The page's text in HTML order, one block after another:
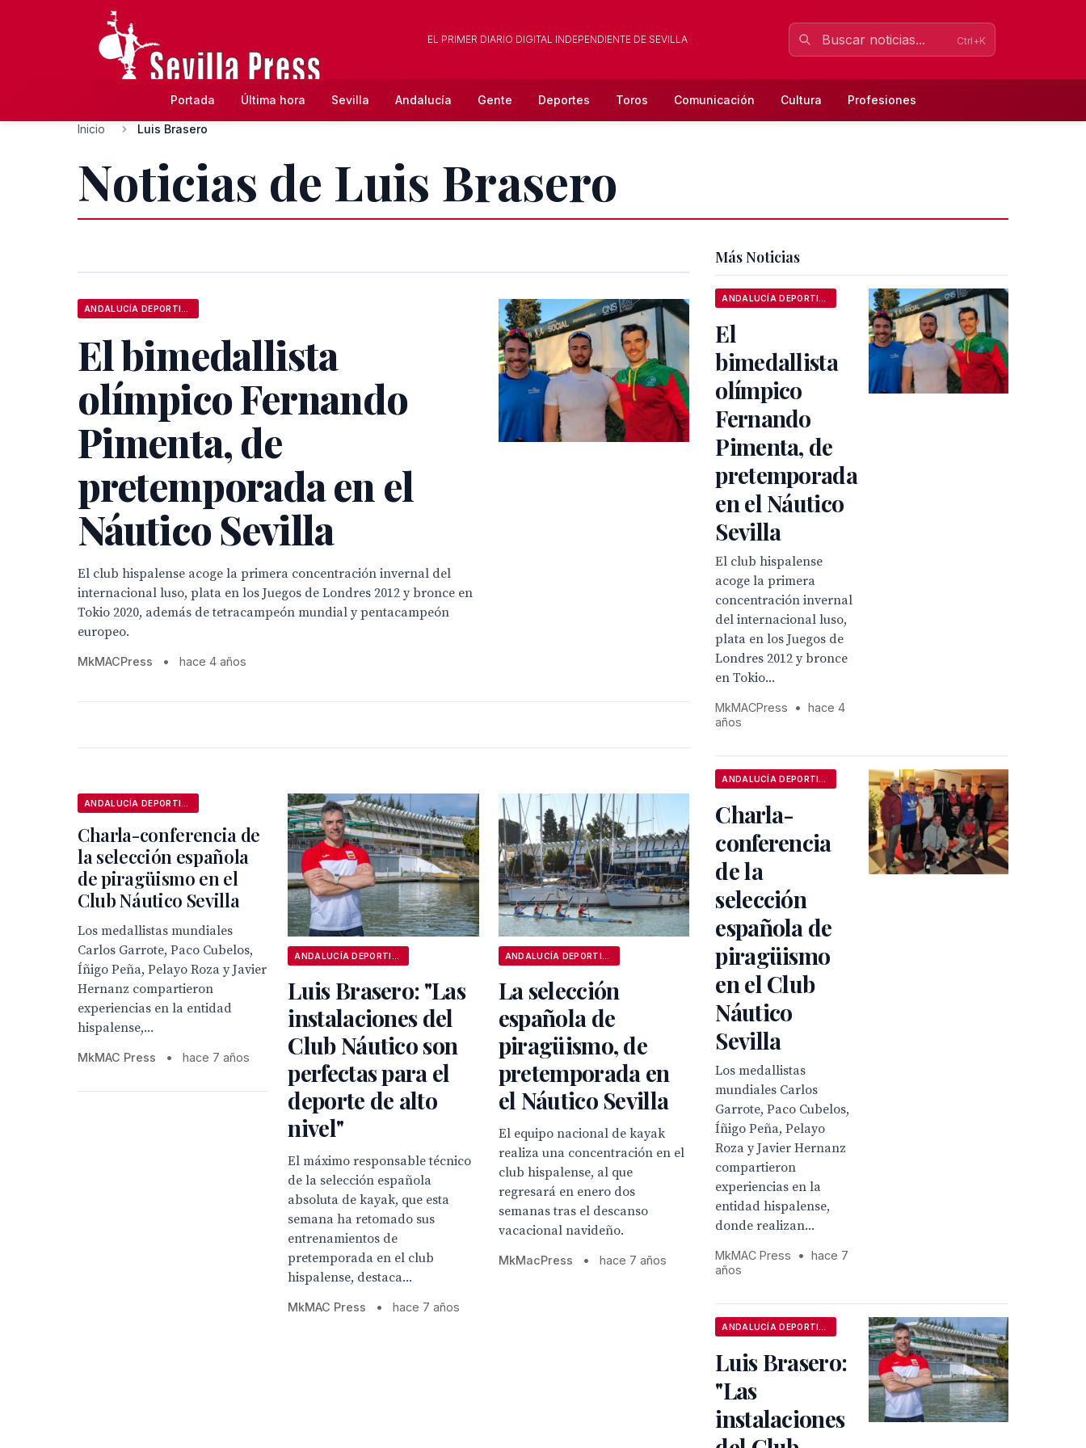
EL PRIMER DIARIO DIGITAL INDEPENDIENTE DE SEVILLA Ctrl+K
Portada Última hora Sevilla Andalucía Gente Deportes Toros Comunicación Cultura Profesiones
Inicio Luis Brasero
Noticias de Luis Brasero
El bimedallista
olímpico Fernando
Pimenta, de
pretemporada en el
Náutico Sevilla
El club hispalense acoge la primera concentración invernal del
internacional luso, plata en los Juegos de Londres 2012 y bronce en
Tokio 2020, además de tetracampeón mundial y pentacampeón
europeo.
MkMACPress • hace 4 años
Charla-conferencia de
la selección española
de piragüismo en el
Club Náutico Sevilla
Los medallistas mundiales
Carlos Garrote, Paco Cubelos,
Íñigo Peña, Pelayo Roza y Javier
Hernanz compartieron
experiencias en la entidad
hispalense,...
MkMAC Press • hace 7 años
Luis Brasero: "Las
instalaciones del
Club Náutico son
perfectas para el
deporte de alto
nivel"
El máximo responsable técnico
de la selección española
absoluta de kayak, que esta
semana ha retomado sus
entrenamientos de
pretemporada en el club
hispalense, destaca...
MkMAC Press • hace 7 años
La selección
española de
piragüismo, de
pretemporada en
el Náutico Sevilla
El equipo nacional de kayak
realiza una concentración en el
club hispalense, al que
regresará en enero dos
semanas tras el descanso
vacacional navideño.
MkMacPress • hace 7 años
Más Noticias
El
bimedallista
olímpico
Fernando
Pimenta, de
pretemporada
en el Náutico
Sevilla
El club hispalense
acoge la primera
concentración invernal
del internacional luso,
plata en los Juegos de
Londres 2012 y bronce
en Tokio...
MkMACPress •
hace 4
años
Charla-
conferencia
de la
selección
española de
piragüismo
en el Club
Náutico
Sevilla
Los medallistas
mundiales Carlos
Garrote, Paco Cubelos,
Íñigo Peña, Pelayo
Roza y Javier Hernanz
compartieron
experiencias en la
entidad hispalense,
donde realizan...
MkMAC Press •
hace 7
años
Luis Brasero:
"Las
instalaciones